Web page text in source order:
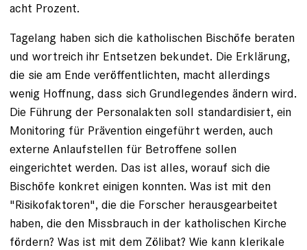
acht Prozent.
Tagelang haben sich die katholischen Bischöfe beraten
und wort­reich ihr Entsetzen bekundet. Die Erklärung,
die sie am Ende veröffentlichten, macht allerdings
wenig Hoffnung, dass sich Grundlegendes ändern wird.
Die Führung der Personalakten soll standardisiert, ein
Monitoring für Prävention eingeführt werden, auch
externe Anlaufstellen für Betroffene sollen
eingerichtet werden. Das ist ­alles, worauf sich die
Bischöfe konkret einigen konnten. Was ist mit den
"Risikofaktoren", die die Forscher herausgearbeitet
haben, die den Missbrauch in der katholischen Kirche
fördern? Was ist mit dem Zölibat? Wie kann klerikale